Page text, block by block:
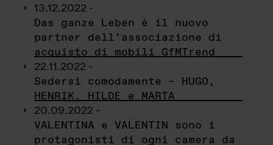
13.12.2022 -
Das ganze Leben è il nuovo
partner dell’associazione di
acquisto di mobili GfMTrend
22.11.2022 -
Sedersi comodamente – HUGO,
HENRIK, HILDE e MARTA
20.09.2022 -
VALENTINA e VALENTIN sono i
protagonisti di ogni camera da